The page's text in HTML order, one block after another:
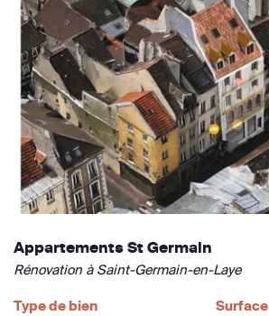
Appartements St Germain
Rénovation à Saint-Germain-en-Laye
Type de bien
Surface